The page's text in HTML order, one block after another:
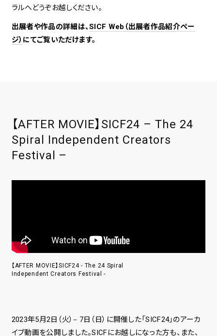
ラルへどうぞお越しください。
出展者や作品の詳細は、SICF Web（出展者作品紹介ペー
ジ） にてご覧いただけます。
【AFTER MOVIE】SICF24 – The 24
Spiral Independent Creators
Festival –
【AFTER MOVIE】SICF24 - The 24 Spiral
Independent Creators Festival -
2023年5月2日（火）‒ 7日（日）に開催した「SICF24」のアーカ
イブ動画を公開しました。SICFにお越しになった方も、また、